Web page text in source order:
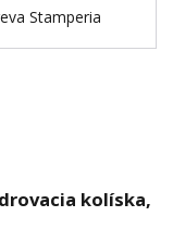
kolíska,